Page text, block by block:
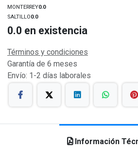
MONTERREY0.0
SALTILLO0.0
0.0 en existencia
Términos y condiciones
Garantía de 6 meses
Envío: 1-2 días laborales
Información